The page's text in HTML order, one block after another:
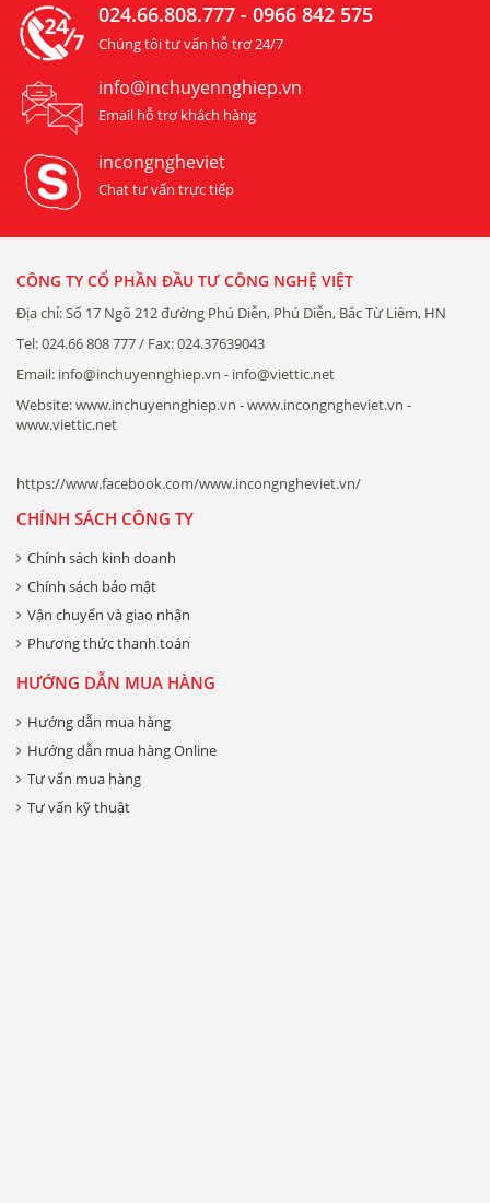
024.66.808.777 - 0966 842 575
Chúng tôi tư vấn hỗ trợ 24/7
info@inchuyennghiep.vn
Email hỗ trợ khách hàng
incongngheviet
Chat tư vấn trực tiếp
CÔNG TY CỔ PHẦN ĐẦU TƯ CÔNG NGHỆ VIỆT
Địa chỉ: Số 17 Ngõ 212 đường Phú Diễn, Phú Diễn, Bắc Từ Liêm, HN
Tel: 024.66 808 777 / Fax: 024.37639043
Email: info@inchuyennghiep.vn - info@viettic.net
Website: www.inchuyennghiep.vn - www.incongngheviet.vn -
www.viettic.net
https://www.facebook.com/www.incongngheviet.vn/
CHÍNH SÁCH CÔNG TY
Chính sách kinh doanh
Chính sách bảo mật
Vận chuyển và giao nhận
Phương thức thanh toán
HƯỚNG DẪN MUA HÀNG
Hướng dẫn mua hàng
Hướng dẫn mua hàng Online
Tư vấn mua hàng
Tư vấn kỹ thuật